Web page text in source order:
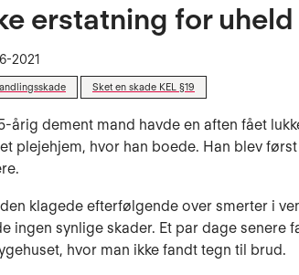
erstatning for
2021
Sket en skade KEL §19
årig dement mand havde en aften fået
plejehjem, hvor han boede. Han blev
klagede efterfølgende over smerter i
ingen synlige skader. Et par dage senere
hvor man ikke fandt tegn til brud.